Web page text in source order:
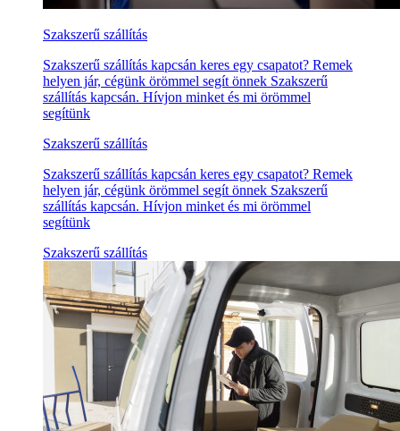
Szakszerű szállítás
Szakszerű szállítás kapcsán keres egy csapatot? Remek
helyen jár, cégünk örömmel segít önnek Szakszerű
szállítás kapcsán. Hívjon minket és mi örömmel
segítünk
Szakszerű szállítás
Szakszerű szállítás kapcsán keres egy csapatot? Remek
helyen jár, cégünk örömmel segít önnek Szakszerű
szállítás kapcsán. Hívjon minket és mi örömmel
segítünk
Szakszerű szállítás